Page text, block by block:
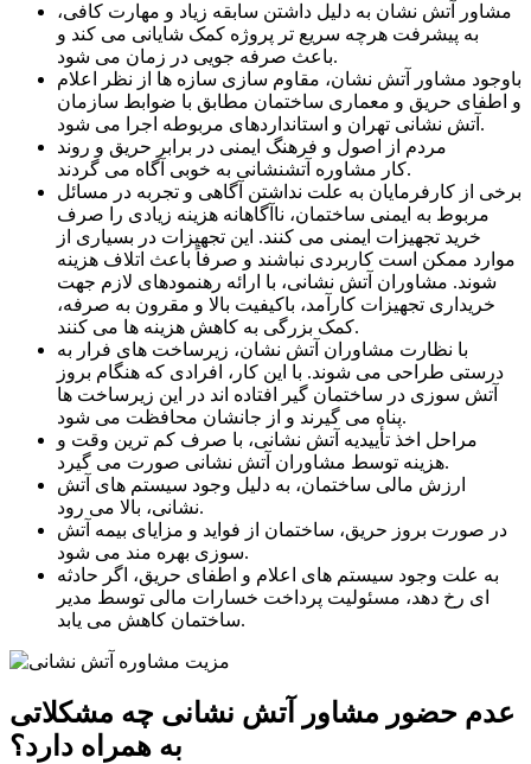
مشاور آتش نشان به دلیل داشتن سابقه زیاد و مهارت کافی،
به پیشرفت هرچه سریع تر پروژه کمک شایانی می کند و
باعث صرفه جویی در زمان می شود.
باوجود مشاور آتش نشان، مقاوم سازی سازه ها از نظر اعلام
و اطفای حریق و معماری ساختمان مطابق با ضوابط سازمان
آتش نشانی تهران و استانداردهای مربوطه اجرا می شود.
مردم از اصول و فرهنگ ایمنی در برابر حریق و روند
کار مشاوره آتشنشانی به خوبی آگاه می گردند.
برخی از کارفرمایان به علت نداشتن آگاهی و تجربه در مسائل
مربوط به ایمنی ساختمان، ناآگاهانه هزینه زیادی را صرف
خرید تجهیزات ایمنی می کنند. این تجهیزات در بسیاری از
موارد ممکن است کاربردی نباشند و صرفاً باعث اتلاف هزینه
شوند. مشاوران آتش نشانی، با ارائه رهنمودهای لازم جهت
خریداری تجهیزات کارآمد، باکیفیت بالا و مقرون به صرفه،
کمک بزرگی به کاهش هزینه ها می کنند.
با نظارت مشاوران آتش نشان، زیرساخت های فرار به
درستی طراحی می شوند. با این کار، افرادی که هنگام بروز
آتش سوزی در ساختمان گیر افتاده اند در این زیرساخت ها
پناه می گیرند و از جانشان محافظت می شود.
مراحل اخذ تأییدیه آتش نشانی، با صرف کم ترین وقت و
هزینه توسط مشاوران آتش نشانی صورت می گیرد.
ارزش مالی ساختمان، به دلیل وجود سیستم های آتش
نشانی، بالا می رود.
در صورت بروز حریق، ساختمان از فواید و مزایای بیمه آتش
سوزی بهره مند می شود.
به علت وجود سیستم های اعلام و اطفای حریق، اگر حادثه
ای رخ دهد، مسئولیت پرداخت خسارات مالی توسط مدیر
ساختمان کاهش می یابد.
عدم حضور مشاور آتش نشانی چه مشکلاتی
به همراه دارد؟